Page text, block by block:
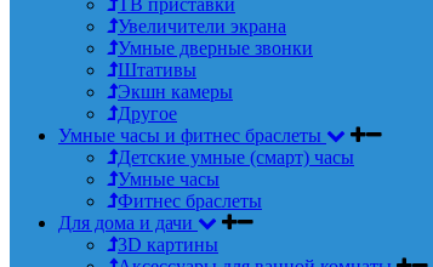
Увеличители экрана
Умные дверные звонки
Штативы
Экшн камеры
Другое
Умные часы и фитнес браслеты
Детские умные (смарт) часы
Умные часы
Фитнес браслеты
Для дома и дачи
3D картины